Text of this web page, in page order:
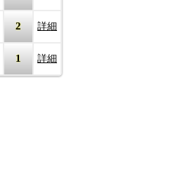
2 詳細
1 詳細